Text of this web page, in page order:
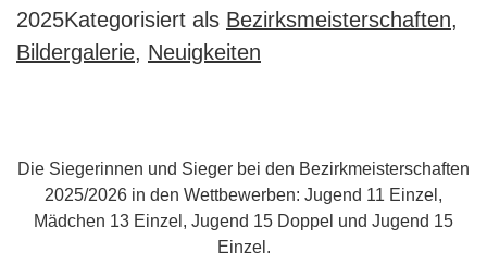
2025Kategorisiert als Bezirksmeisterschaften,
Bildergalerie, Neuigkeiten
Die Siegerinnen und Sieger bei den Bezirkmeisterschaften
2025/2026 in den Wettbewerben: Jugend 11 Einzel,
Mädchen 13 Einzel, Jugend 15 Doppel und Jugend 15
Einzel.